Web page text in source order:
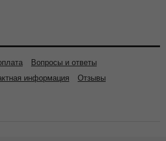
Вопросы и ответы
информация Отзывы